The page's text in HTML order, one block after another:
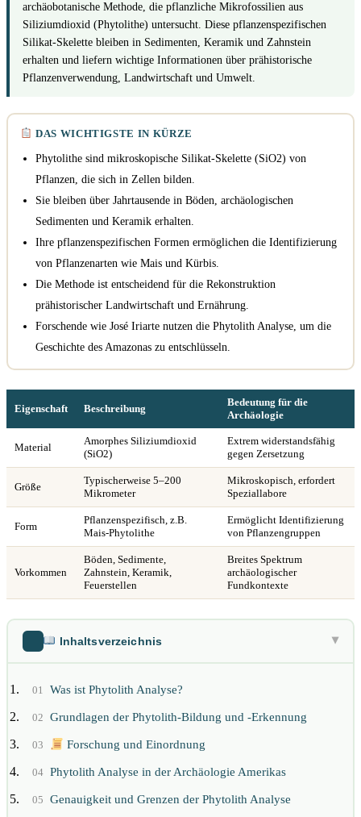
archäobotanische Methode, die pflanzliche Mikrofossilien aus
Siliziumdioxid (Phytolithe) untersucht. Diese pflanzenspezifischen
Silikat-Skelette bleiben in Sedimenten, Keramik und Zahnstein
erhalten und liefern wichtige Informationen über prähistorische
Pflanzenverwendung, Landwirtschaft und Umwelt.
DAS WICHTIGSTE IN KÜRZE
Phytolithe sind mikroskopische Silikat-Skelette (SiO2) von
Pflanzen, die sich in Zellen bilden.
Sie bleiben über Jahrtausende in Böden, archäologischen
Sedimenten und Keramik erhalten.
Ihre pflanzenspezifischen Formen ermöglichen die Identifizierung
von Pflanzenarten wie Mais und Kürbis.
Die Methode ist entscheidend für die Rekonstruktion
prähistorischer Landwirtschaft und Ernährung.
Forschende wie José Iriarte nutzen die Phytolith Analyse, um die
Geschichte des Amazonas zu entschlüsseln.
Eigenschaft Beschreibung
Bedeutung für die
Archäologie
Material
Amorphes Siliziumdioxid
(SiO2)
Extrem widerstandsfähig
gegen Zersetzung
Größe
Typischerweise 5–200
Mikrometer
Mikroskopisch, erfordert
Speziallabore
Form
Pflanzenspezifisch, z.B.
Mais-Phytolithe
Ermöglicht Identifizierung
von Pflanzengruppen
Vorkommen
Böden, Sedimente,
Zahnstein, Keramik,
Feuerstellen
Breites Spektrum
archäologischer
Fundkontexte
Inhaltsverzeichnis ▶
01 Was ist Phytolith Analyse?
02 Grundlagen der Phytolith-Bildung und -Erkennung
03 Forschung und Einordnung
04 Phytolith Analyse in der Archäologie Amerikas
05 Genauigkeit und Grenzen der Phytolith Analyse